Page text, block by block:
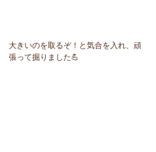
大きいのを取るぞ！と気合を入れ、頑
張って掘りました💪